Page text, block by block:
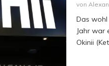
von
Das wohl
Jahr war
Okinii